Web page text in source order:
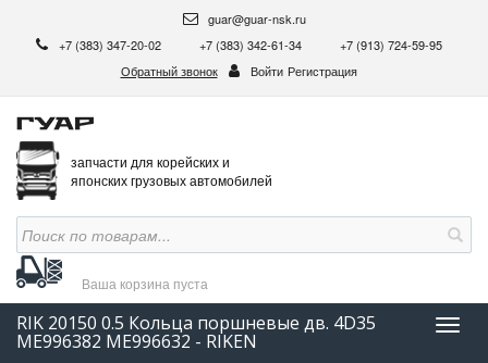
guar@guar-nsk.ru
+7 (383) 347-20-02
+7 (383) 342-61-34
+7 (913) 724-59-95
Обратный звонок
Войти Регистрация
запчасти для корейских и
японских грузовых автомобилей
Ваша корзина пуста
RIK 20150 0.5 Кольца поршневые дв. 4D35
ME996382 ME996632 - RIKEN